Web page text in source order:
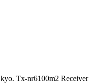
Tx-nr6100m2 Receiver